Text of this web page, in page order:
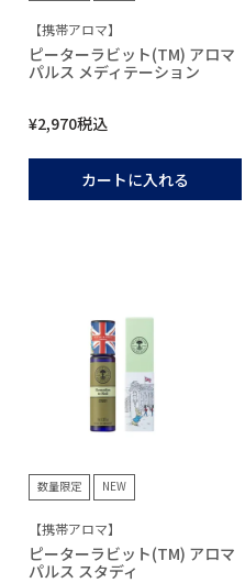
【携帯アロマ】
ピーターラビット(TM) アロマ
パルス メディテーション
¥2,970税込
カートに入れる
数量限定 NEW
【携帯アロマ】
ピーターラビット(TM) アロマ
パルス スタディ